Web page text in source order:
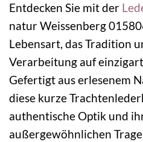
Entdecken Sie mit der
natur Weissenberg
Lebensart, das Tradition
Verarbeitung auf
Gefertigt aus erlesenem
diese kurze
authentische Optik und
außergewöhnlichen